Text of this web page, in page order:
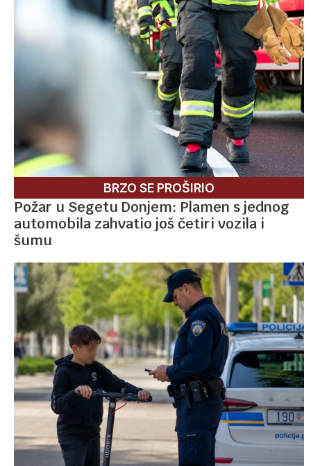
BRZO SE PROŠIRIO
Požar u Segetu Donjem: Plamen s jednog
automobila zahvatio još četiri vozila i
šumu